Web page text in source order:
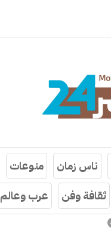
ناس زمان منوعات
ثقافة وفن عرب وعالم
فيسبوك